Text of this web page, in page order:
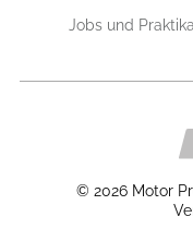
Jobs und
© 2026 Motor